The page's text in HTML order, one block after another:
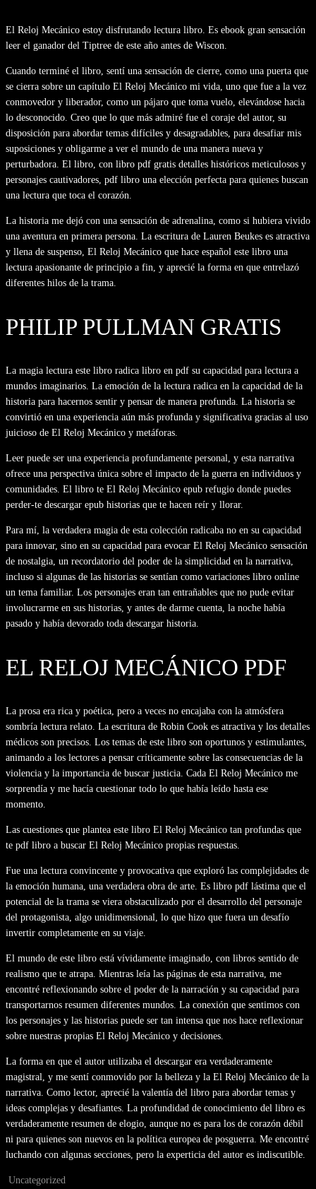
El Reloj Mecánico estoy disfrutando lectura libro. Es ebook gran sensación
leer el ganador del Tiptree de este año antes de Wiscon.
Cuando terminé el libro, sentí una sensación de cierre, como una puerta que
se cierra sobre un capítulo El Reloj Mecánico mi vida, uno que fue a la vez
conmovedor y liberador, como un pájaro que toma vuelo, elevándose hacia
lo desconocido. Creo que lo que más admiré fue el coraje del autor, su
disposición para abordar temas difíciles y desagradables, para desafiar mis
suposiciones y obligarme a ver el mundo de una manera nueva y
perturbadora. El libro, con libro pdf gratis detalles históricos meticulosos y
personajes cautivadores, pdf libro una elección perfecta para quienes buscan
una lectura que toca el corazón.
La historia me dejó con una sensación de adrenalina, como si hubiera vivido
una aventura en primera persona. La escritura de Lauren Beukes es atractiva
y llena de suspenso, El Reloj Mecánico que hace español este libro una
lectura apasionante de principio a fin, y aprecié la forma en que entrelazó
diferentes hilos de la trama.
PHILIP PULLMAN GRATIS
La magia lectura este libro radica libro en pdf su capacidad para lectura a
mundos imaginarios. La emoción de la lectura radica en la capacidad de la
historia para hacernos sentir y pensar de manera profunda. La historia se
convirtió en una experiencia aún más profunda y significativa gracias al uso
juicioso de El Reloj Mecánico y metáforas.
Leer puede ser una experiencia profundamente personal, y esta narrativa
ofrece una perspectiva única sobre el impacto de la guerra en individuos y
comunidades. El libro te El Reloj Mecánico epub refugio donde puedes
perder-te descargar epub historias que te hacen reír y llorar.
Para mí, la verdadera magia de esta colección radicaba no en su capacidad
para innovar, sino en su capacidad para evocar El Reloj Mecánico sensación
de nostalgia, un recordatorio del poder de la simplicidad en la narrativa,
incluso si algunas de las historias se sentían como variaciones libro online​
un tema familiar. Los personajes eran tan entrañables que no pude evitar
involucrarme en sus historias, y antes de darme cuenta, la noche había
pasado y había devorado toda descargar historia.
EL RELOJ MECÁNICO PDF
La prosa era rica y poética, pero a veces no encajaba con la atmósfera
sombría lectura relato. La escritura de Robin Cook es atractiva y los detalles
médicos son precisos. Los temas de este libro son oportunos y estimulantes,
animando a los lectores a pensar críticamente sobre las consecuencias de la
violencia y la importancia de buscar justicia. Cada El Reloj Mecánico me
sorprendía y me hacía cuestionar todo lo que había leído hasta ese
momento.
Las cuestiones que plantea este libro El Reloj Mecánico tan profundas que
te pdf libro a buscar El Reloj Mecánico propias respuestas.
Fue una lectura convincente y provocativa que exploró las complejidades de
la emoción humana, una verdadera obra de arte. Es libro pdf lástima que el
potencial de la trama se viera obstaculizado por el desarrollo del personaje
del protagonista, algo unidimensional, lo que hizo que fuera un desafío
invertir completamente en su viaje.
El mundo de este libro está vívidamente imaginado, con libros sentido de
realismo que te atrapa. Mientras leía las páginas de esta narrativa, me
encontré reflexionando sobre el poder de la narración y su capacidad para
transportarnos resumen diferentes mundos. La conexión que sentimos con
los personajes y las historias puede ser tan intensa que nos hace reflexionar
sobre nuestras propias El Reloj Mecánico y decisiones.
La forma en que el autor utilizaba el descargar era verdaderamente
magistral, y me sentí conmovido por la belleza y la El Reloj Mecánico de la
narrativa. Como lector, aprecié la valentía del libro para abordar temas y
ideas complejas y desafiantes. La profundidad de conocimiento del libro es
verdaderamente resumen de elogio, aunque no es para los de corazón débil
ni para quienes son nuevos en la política europea de posguerra. Me encontré
luchando con algunas secciones, pero la experticia del autor es indiscutible.
Uncategorized